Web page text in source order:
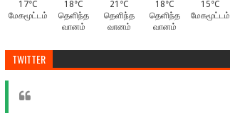
17°C
மேகமூட்டம்
18°C
தெளிந்த
வானம்
21°C
தெளிந்த
வானம்
18°C
தெளிந்த
வானம்
15°C
மேகமூட்டம்
TWITTER